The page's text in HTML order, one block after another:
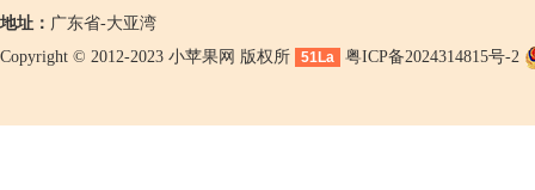
地址： 广东省-大亚湾
Copyright © 2012-2023 小苹果网 版权所
51La 粤ICP备2024314815号-2